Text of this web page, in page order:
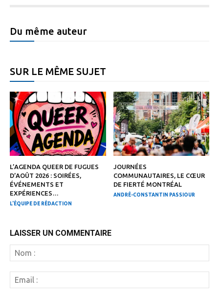
Du même auteur
SUR LE MÊME SUJET
L’AGENDA QUEER DE FUGUES
D’AOÛT 2026 : SOIRÉES,
ÉVÉNEMENTS ET
EXPÉRIENCES…
L'ÉQUIPE DE RÉDACTION
JOURNÉES
COMMUNAUTAIRES, LE CŒUR
DE FIERTÉ MONTRÉAL
ANDRÉ-CONSTANTIN PASSIOUR
LAISSER UN COMMENTAIRE
:
: